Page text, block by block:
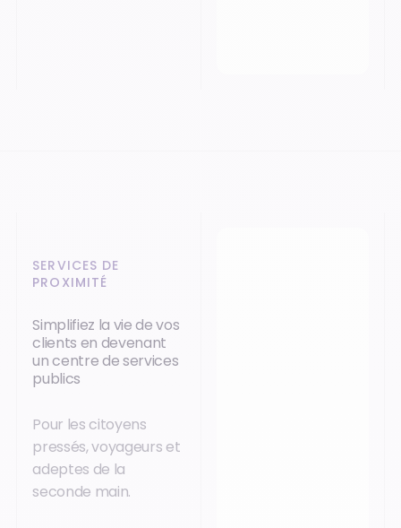
SERVICES DE
PROXIMITÉ
Simplifiez la vie de vos
clients en devenant
un centre de services
publics
Pour les citoyens
pressés, voyageurs et
adeptes de la
seconde main.